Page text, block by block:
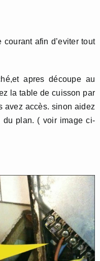
afin d’eviter tout
apres découpe au
la table de cuisson par
avez accès. sinon aidez
du plan. ( voir image ci-